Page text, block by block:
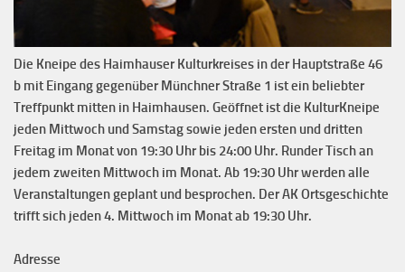
Die Kneipe des Haimhauser Kulturkreises in der Hauptstraße 46
b mit Eingang gegenüber Münchner Straße 1 ist ein beliebter
Treffpunkt mitten in Haimhausen. Geöffnet ist die KulturKneipe
jeden Mittwoch und Samstag sowie jeden ersten und dritten
Freitag im Monat von 19:30 Uhr bis 24:00 Uhr. Runder Tisch an
jedem zweiten Mittwoch im Monat. Ab 19:30 Uhr werden alle
Veranstaltungen geplant und besprochen. Der AK Ortsgeschichte
trifft sich jeden 4. Mittwoch im Monat ab 19:30 Uhr.
Adresse